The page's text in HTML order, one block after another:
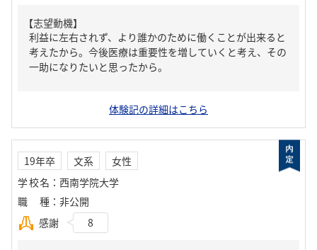
【志望動機】
利益に左右されず、より誰かのために働くことが出来ると
考えたから。今後医療は重要性を増していくと考え、その
一助になりたいと思ったから。
体験記の詳細はこちら
19年卒 文系
女性
学校名 ： 西南学院大学
職種 ： 非公開
感謝
8